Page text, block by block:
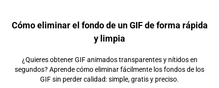
Cómo eliminar el fondo de un GIF de forma rápida
y limpia
¿Quieres obtener GIF animados transparentes y nítidos en
segundos? Aprende cómo eliminar fácilmente los fondos de los
GIF sin perder calidad: simple, gratis y preciso.